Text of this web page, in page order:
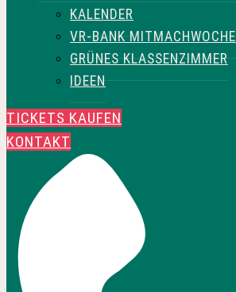
KALENDER
VR-BANK MITMACHWOCHE
GRÜNES KLASSENZIMMER
IDEEN
TICKETS KAUFEN
KONTAKT